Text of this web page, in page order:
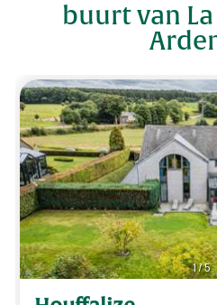
buurt van
1/5